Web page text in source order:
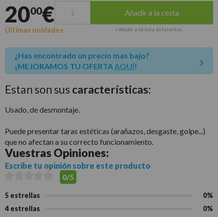
2000€ Añadir a la cesta
Últimas unidades + Añadir a mi lista de favoritos
¿Has encontrado un precio mas bajo?
¡MEJORAMOS TU OFERTA AQUÍ!
Estan son sus características:
Usado, de desmontaje.
Puede presentar taras estéticas (arañazos, desgaste, golpe...)
que no afectan a su correcto funcionamiento.
Vuestras Opiniones:
Escribe tu opinión sobre este producto
0/5
5 estrellas
0%
4 estrellas
0%